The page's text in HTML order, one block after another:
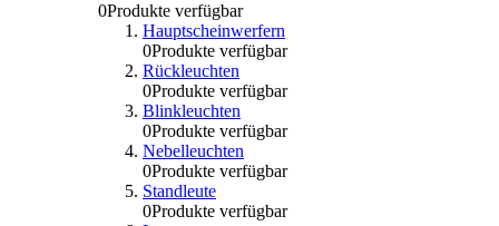
0Produkte verfügbar
Hauptscheinwerfern
0Produkte verfügbar
Rückleuchten
0Produkte verfügbar
Blinkleuchten
0Produkte verfügbar
Nebelleuchten
0Produkte verfügbar
Standleute
0Produkte verfügbar